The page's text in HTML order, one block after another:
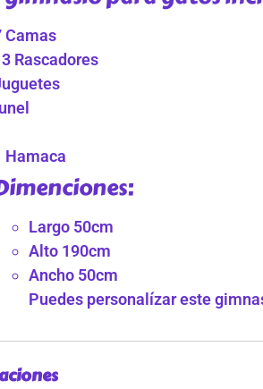
Camas
Rascadores
Hamaca
Largo 50cm
Alto 190cm
Ancho 50cm
Puedes personalízar este